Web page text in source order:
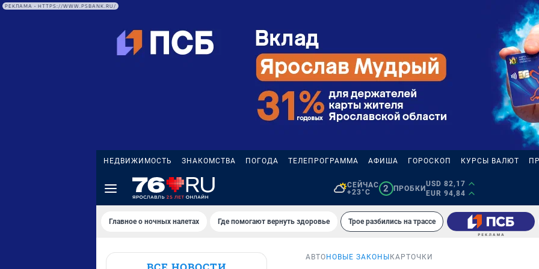
РЕКЛАМА • HTTPS://WWW.PSBANK.RU/
НЕДВИЖИМОСТЬ ЗНАКОМСТВА ПОГОДА ТЕЛЕПРОГРАММА АФИША ГОРОСКОП КУРСЫ ВАЛЮТ
СЕЙЧАС
+23°C
2 ПРОБКИ
USD 82,17
EUR 94,84
Главное о ночных налетах Где помогают вернуть здоровье Трое разбились на трассе
АВТО НОВЫЕ ЗАКОНЫ КАРТОЧКИ